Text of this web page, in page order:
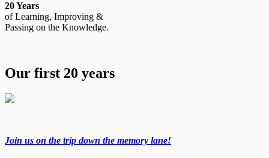
20 Years
of Learning, Improving &
Passing on the Knowledge.
Our first 20 years
Join us on the trip down the memory lane!